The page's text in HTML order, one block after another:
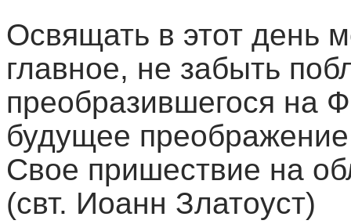
Освящать в этот
главное, не забыть
преобразившегося на
будущее
Свое пришествие на
(свт. Иоанн Златоуст)